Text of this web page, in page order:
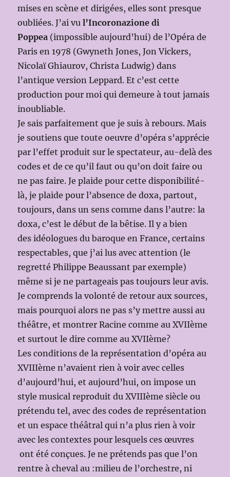
mises en scène et dirigées, elles sont presque
oubliées. J’ai vul’Incoronazione di
Poppea (impossible aujourd’hui) de l’Opéra de
Paris en 1978 (Gwyneth Jones, Jon Vickers,
Nicolaï Ghiaurov, Christa Ludwig) dans
l’antique version Leppard. Et c’est cette
production pour moi qui demeure à tout jamais
inoubliable.
Je sais parfaitement que je suis à rebours. Mais
je soutiens que toute oeuvre d’opéra s’apprécie
par l’effet produit sur le spectateur, au-delà des
codes et de ce qu’il faut ou qu’on doit faire ou
ne pas faire. Je plaide pour cette disponibilité-
là, je plaide pour l’absence de doxa, partout,
toujours, dans un sens comme dans l’autre: la
doxa, c’est le début de la bêtise. Il y a bien
des idéologues du baroque en France, certains
respectables, que j’ai lus avec attention (le
regretté Philippe Beaussant par exemple)
même si je ne partageais pas toujours leur avis.
Je comprends la volonté de retour aux sources,
mais pourquoi alors ne pas s’y mettre aussi au
théâtre, et montrer Racine comme au XVIIème
et surtout le dire comme au XVIIème?
Les conditions de la représentation d’opéra au
XVIIIème n’avaient rien à voir avec celles
d’aujourd’hui, et aujourd’hui, on impose un
style musical reproduit du XVIIIème siècle ou
prétendu tel, avec des codes de représentation
et un espace théâtral qui n’a plus rien à voir
avec les contextes pour lesquels ces œuvres
ont été conçues. Je ne prétends pas que l’on
rentre à cheval au :milieu de l’orchestre, ni